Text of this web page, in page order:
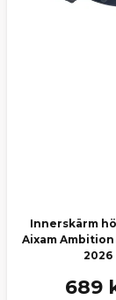
Innerskärm
Aixam Ambition
2026
689